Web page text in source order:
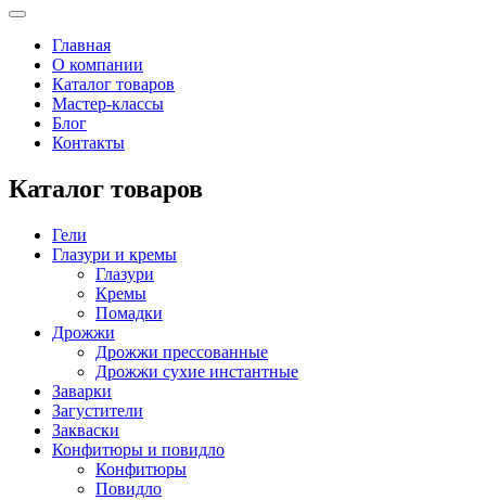
Главная
О компании
Каталог товаров
Мастер-классы
Блог
Контакты
Каталог товаров
Гели
Глазури и кремы
Глазури
Кремы
Помадки
Дрожжи
Дрожжи прессованные
Дрожжи сухие инстантные
Заварки
Загустители
Закваски
Конфитюры и повидло
Конфитюры
Повидло